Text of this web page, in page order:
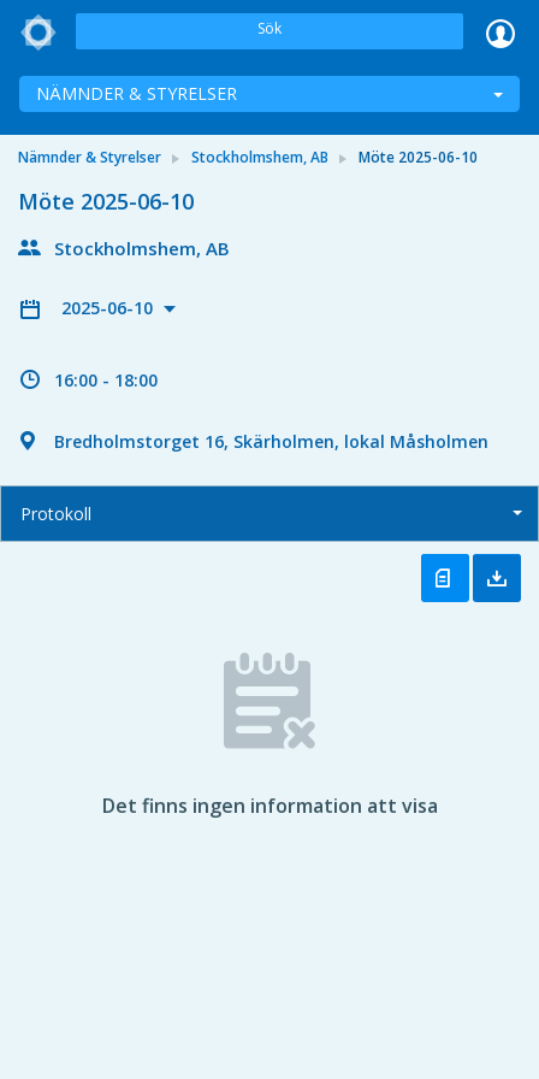
Sök
NÄMNDER & STYRELSER
Nämnder & Styrelser Stockholmshem, AB Möte 2025-06-10
Möte 2025-06-10
Stockholmshem, AB
2025-06-10
16:00 - 18:00
Bredholmstorget 16, Skärholmen, lokal Måsholmen
Protokoll
Det finns ingen information att visa